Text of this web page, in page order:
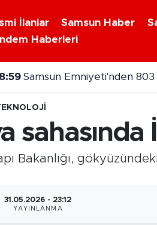
İlanlar Samsun Haber
Haberleri
Samsun Emniyeti'nden
Bakanlığı,
31.05.2026 - 23:12
YAYINLANMA